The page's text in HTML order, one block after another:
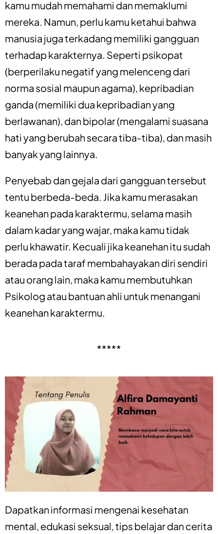
kamu mudah memahami dan memaklumi
mereka. Namun, perlu kamu ketahui bahwa
manusia juga terkadang memiliki gangguan
terhadap karakternya. Seperti psikopat
(berperilaku negatif yang melenceng dari
norma sosial maupun agama), kepribadian
ganda (memiliki dua kepribadian yang
berlawanan), dan bipolar (mengalami suasana
hati yang berubah secara tiba-tiba), dan masih
banyak yang lainnya.
Penyebab dan gejala dari gangguan tersebut
tentu berbeda-beda. Jika kamu merasakan
keanehan pada karaktermu, selama masih
dalam kadar yang wajar, maka kamu tidak
perlu khawatir. Kecuali jika keanehan itu sudah
berada pada taraf membahayakan diri sendiri
atau orang lain, maka kamu membutuhkan
Psikolog atau bantuan ahli untuk menangani
keanehan karaktermu.
*****
Dapatkan informasi mengenai kesehatan
mental, edukasi seksual,tips belajardancerita